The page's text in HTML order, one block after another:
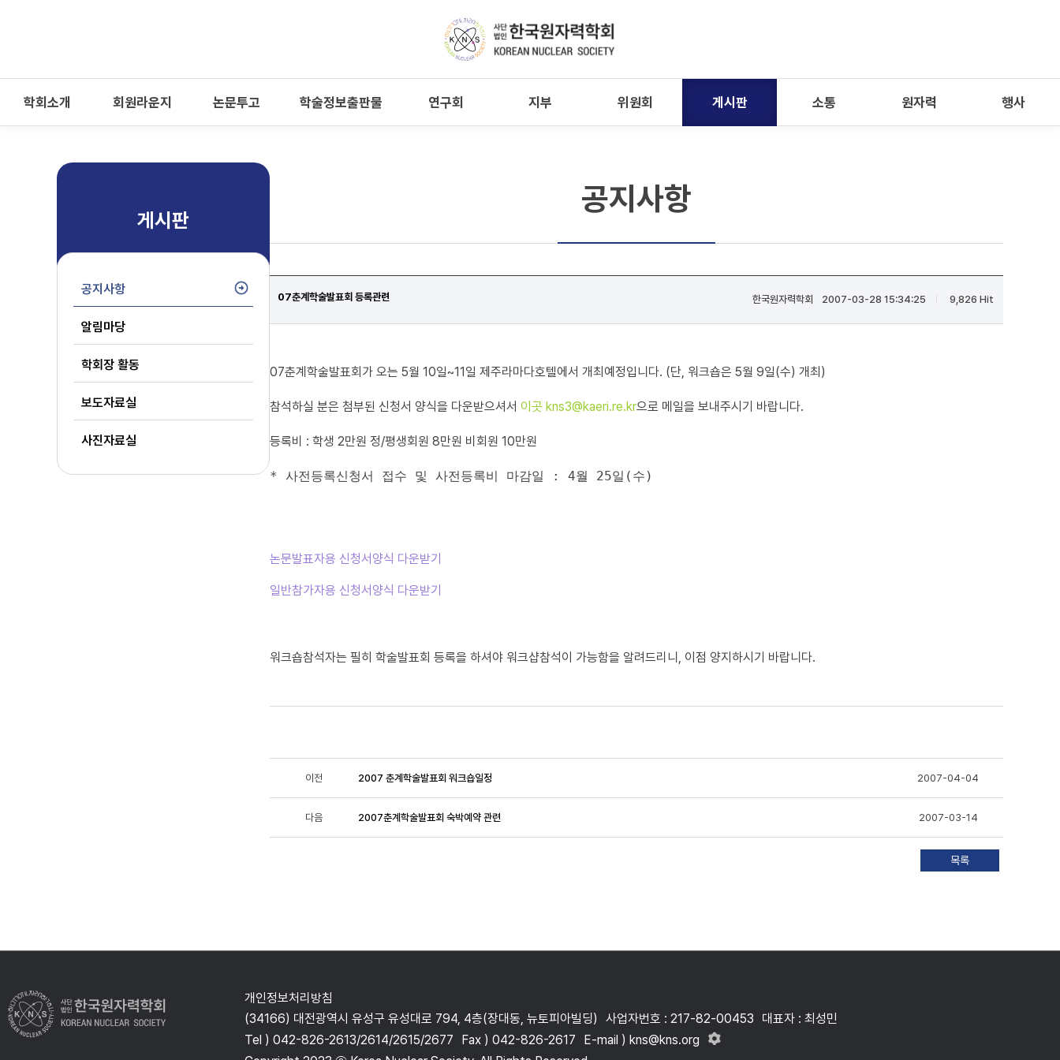
학회소개 회원라운지 논문투고 학술정보출판물 연구회 지부 위원회 게시판 소통 원자력 행사
게시판
공지사항
알림마당
학회장 활동
보도자료실
사진자료실
공지사항
07춘계학술발표회 등록관련 한국원자력학회| 2007-03-28 15:34:25 9,826 Hit
07춘계학술발표회가 오는 5월 10일~11일 제주라마다호텔에서 개최예정입니다. (단, 워크숍은 5월 9일(수) 개최)
참석하실 분은 첨부된 신청서 양식을 다운받으셔서 이곳 kns3@kaeri.re.kr으로 메일을 보내주시기 바랍니다.
등록비 : 학생 2만원 정/평생회원 8만원 비회원 10만원
* 사전등록신청서 접수 및 사전등록비 마감일 : 4월 25일(수)
논문발표자용 신청서양식 다운받기
일반참가자용 신청서양식 다운받기
워크숍참석자는 필히 학술발표회 등록을 하셔야 워크샵참석이 가능함을 알려드리니, 이점 양지하시기 바랍니다.
이전 2007 춘계학술발표회 워크숍일정 2007-04-04
다음 2007춘계학술발표회 숙박예약 관련 2007-03-14
개인정보처리방침
(34166) 대전광역시 유성구 유성대로 794, 4층(장대동, 뉴토피아빌딩)
사업자번호 : 217-82-00453
대표자 : 최성민
Tel ) 042-826-2613/2614/2615/2677
Fax ) 042-826-2617
E-mail ) kns@kns.org